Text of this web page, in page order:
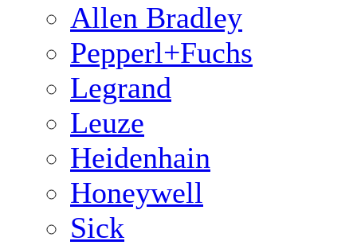
Allen Bradley
Pepperl+Fuchs
Legrand
Leuze
Heidenhain
Honeywell
Sick